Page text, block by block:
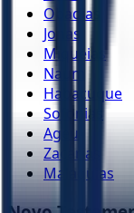
Obadias
Jonas
Miquéias
Naum
Habacuque
Sofonias
Ageu
Zacarias
Malaquias